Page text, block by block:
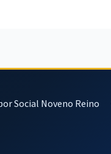
Social Noveno Reino